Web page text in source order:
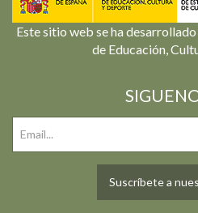
Este sitio web se ha
de Educación,
Suscríbete a